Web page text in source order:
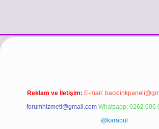
betci.cobetci girişhiltonbet
Reklam ve İletişim: E-mail:
forumhizmeti@gmail.com Whatsapp: 0262 606
@karabul